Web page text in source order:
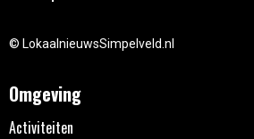
© LokaalnieuwsSimpelveld.nl
Omgeving
Activiteiten